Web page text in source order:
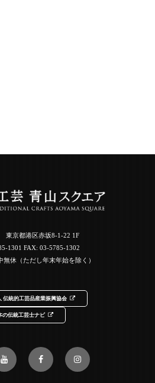
東京都港区赤坂8-1-22 1F
1301 FAX: 03-5785-1302
無休（ただし年末年始を除く）
伝統的工芸品産業振興協会
の伝統工芸士ナビ